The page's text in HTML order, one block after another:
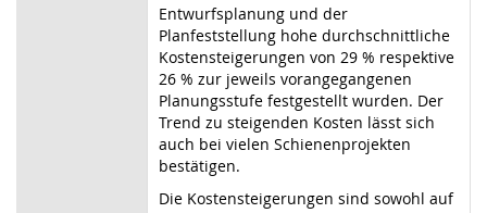
Entwurfsplanung und der
Planfeststellung hohe durchschnittliche
Kostensteigerungen von 29 % respektive
26 % zur jeweils vorangegangenen
Planungsstufe festgestellt wurden. Der
Trend zu steigenden Kosten lässt sich
auch bei vielen Schienenprojekten
bestätigen.
Die Kostensteigerungen sind sowohl auf